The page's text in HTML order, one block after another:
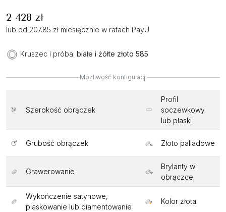
2 428 zł
lub od 207.85 zł miesięcznie w ratach PayU
Kruszec i próba: białe i żółte złoto 585
Możliwość konfiguracji
Szerokość obrączek
Profil
soczewkowy
lub płaski
Grubość obrączek Złoto palladowe
Grawerowanie
Brylanty w
obrączce
Wykończenie satynowe,
piaskowanie lub diamentowanie
Kolor złota